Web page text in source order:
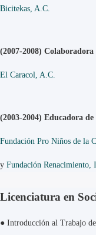
Bicitekas, A.C.
(2007-2008) Colaboradora
El Caracol, A.C.
(2003-2004) Educadora de
Fundación Pro Niños de la
y Fundación Renacimiento,
Licenciatura en
● Introducción al Trabajo